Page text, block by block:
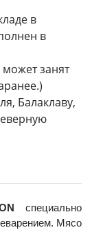
в
в
может занят
Балаклаву,
специально
Мясо